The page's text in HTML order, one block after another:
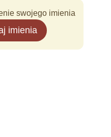
swojego imienia
imienia